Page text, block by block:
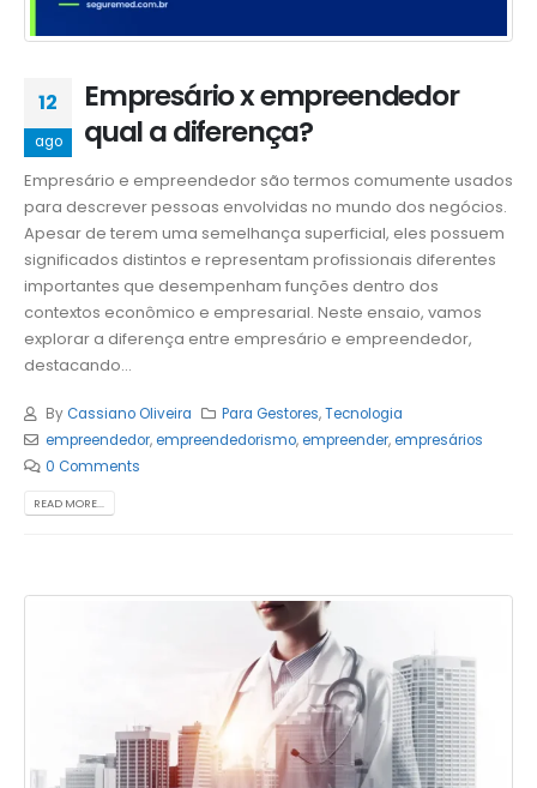
12
ago
Empresário x empreendedor
qual a diferença?
Empresário e empreendedor são termos comumente usados
​​para descrever pessoas envolvidas no mundo dos negócios.
Apesar de terem uma semelhança superficial, eles possuem
significados distintos e representam profissionais diferentes
importantes que desempenham funções dentro dos
contextos econômico e empresarial. Neste ensaio, vamos
explorar a diferença entre empresário e empreendedor,
destacando...
ByCassiano Oliveira Para Gestores,Tecnologia
empreendedor,empreendedorismo,empreender,empresários
0 Comments
READ MORE...